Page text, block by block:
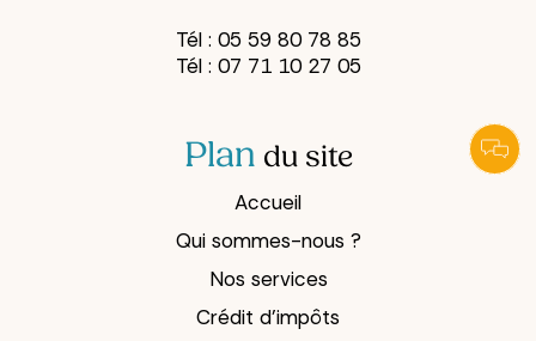
Tél : 05 59 80 78 85
Tél : 07 71 10 27 05
Plan du site
Accueil
Qui sommes-nous ?
Nos services
Crédit d’impôts